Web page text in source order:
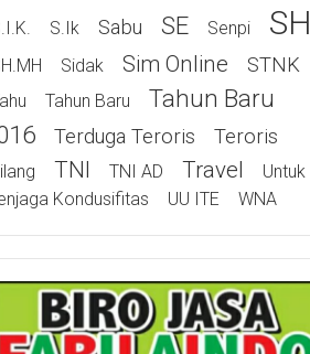
S.Ik Sabu SE Senpi SH
Sidak Sim Online STNK
Tahun Baru
Tahun Baru
Terduga Teroris Teroris
TNI TNI AD Travel
Untuk
Kondusifitas
UU ITE WNA